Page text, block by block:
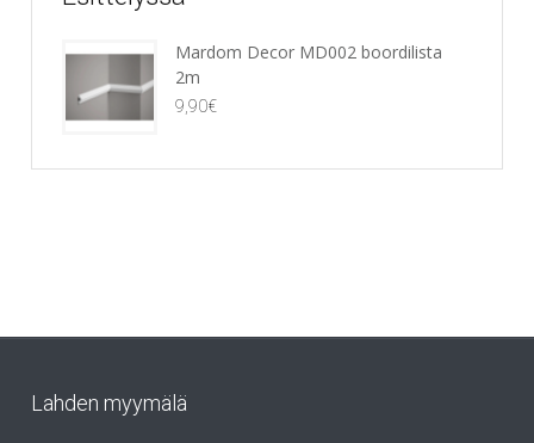
Mardom Decor MD002 boordilista
2m
9,90€
Lahden myymälä